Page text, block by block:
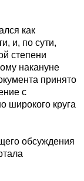
как
и, по сути,
степени
накануне
принято
с
широкого круга
обсуждения